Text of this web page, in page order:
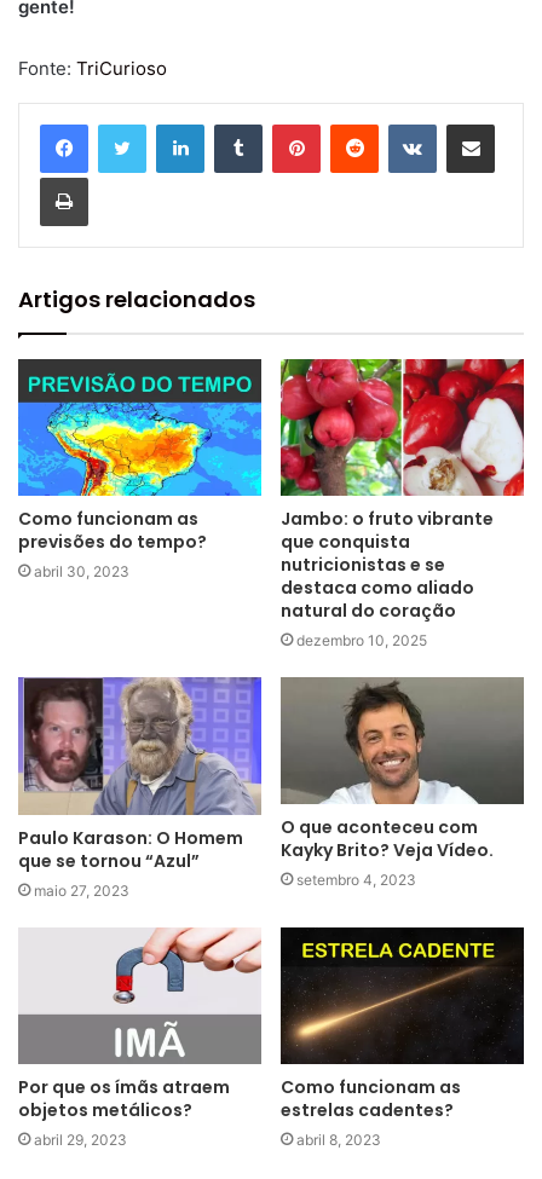
gente!
Fonte: TriCurioso
Artigos relacionados
Como funcionam as
previsões do tempo?
abril 30, 2023
Jambo: o fruto vibrante
que conquista
nutricionistas e se
destaca como aliado
natural do coração
dezembro 10, 2025
Paulo Karason: O Homem
que se tornou “Azul”
maio 27, 2023
O que aconteceu com
Kayky Brito? Veja Vídeo.
setembro 4, 2023
Por que os ímãs atraem
objetos metálicos?
abril 29, 2023
Como funcionam as
estrelas cadentes?
abril 8, 2023